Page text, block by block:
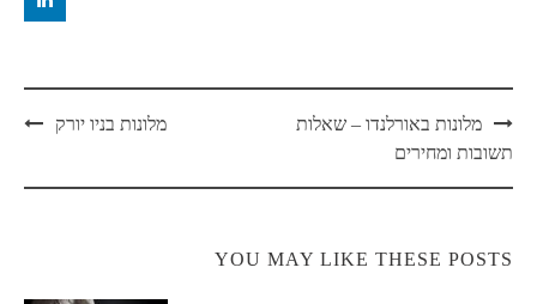
Post
navigation
מלונות באורלנדו – שאלות
תשובות ומחירים
מלונות בניו יורק
YOU MAY LIKE THESE POSTS